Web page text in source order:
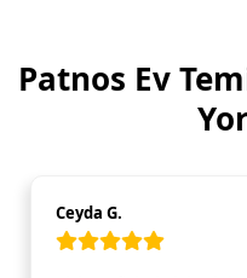
Patnos Ev
Ceyda G.